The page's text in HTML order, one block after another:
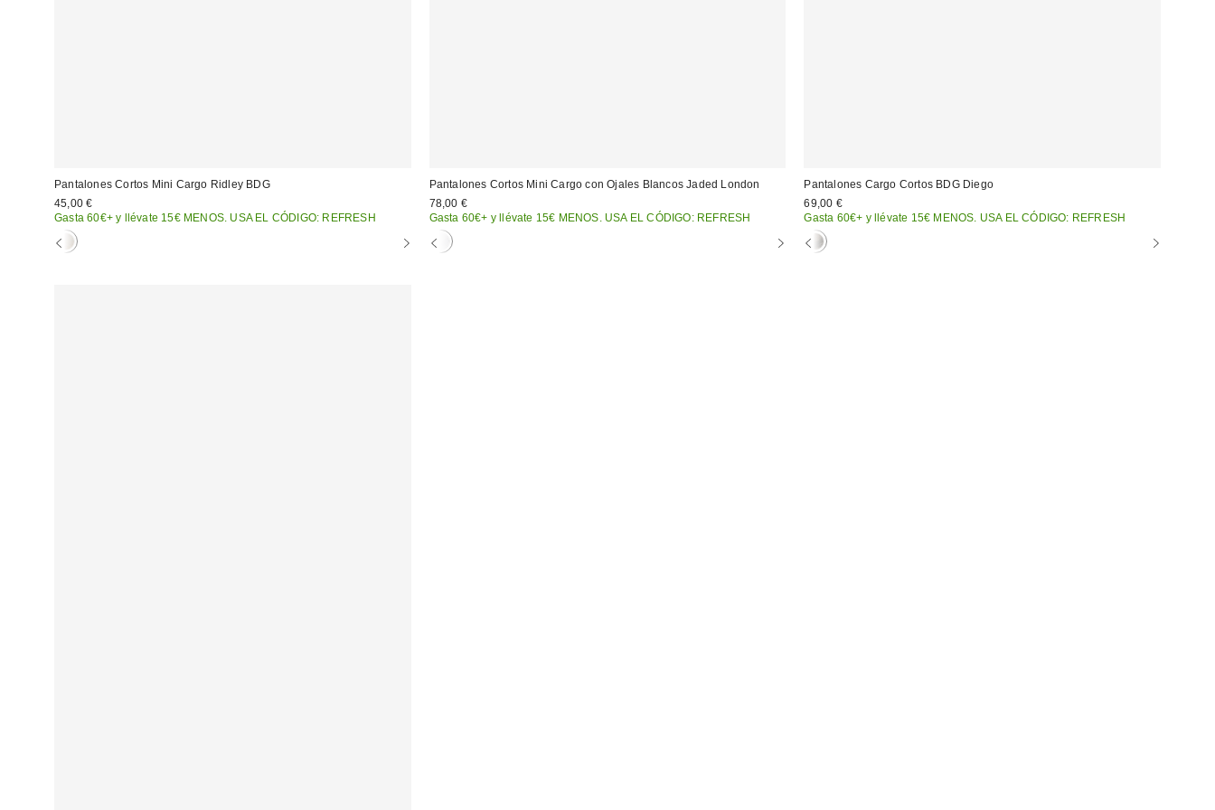
Pantalones Cortos Mini Cargo Ridley BDG
45,00 €
Gasta 60€+ y llévate 15€ MENOS. USA EL CÓDIGO: REFRESH
Pantalones Cortos Mini Cargo con Ojales Blancos Jaded London
78,00 €
Gasta 60€+ y llévate 15€ MENOS. USA EL CÓDIGO: REFRESH
Pantalones Cargo Cortos BDG Diego
69,00 €
Gasta 60€+ y llévate 15€ MENOS. USA EL CÓDIGO: REFRESH